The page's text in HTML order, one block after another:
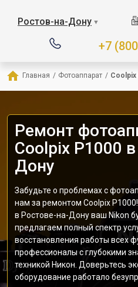
Ростов-на-Дону ▼
+7
Главная / Фотоаппарат / Coolpix
Ремонт
Coolpix P1000
Дону
Забудьте о проблемах с
нам за ремонтом Coolpix
в Ростове-на-Дону ваш Nikon
предлагаем полный спектр
восстановления работы всех
профессионалы с глубокими
техникой Никон. Доверьтесь
оборудование работало